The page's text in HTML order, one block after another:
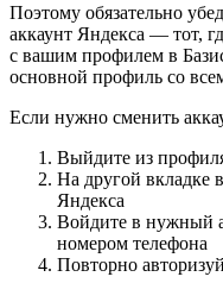
Поэтому обязательно
аккаунт Яндекса — тот,
с вашим профилем в
основной профиль со
Если нужно сменить
Выйдите из
На другой вкладке
Яндекса
Войдите в нужный
номером телефона
Повторно